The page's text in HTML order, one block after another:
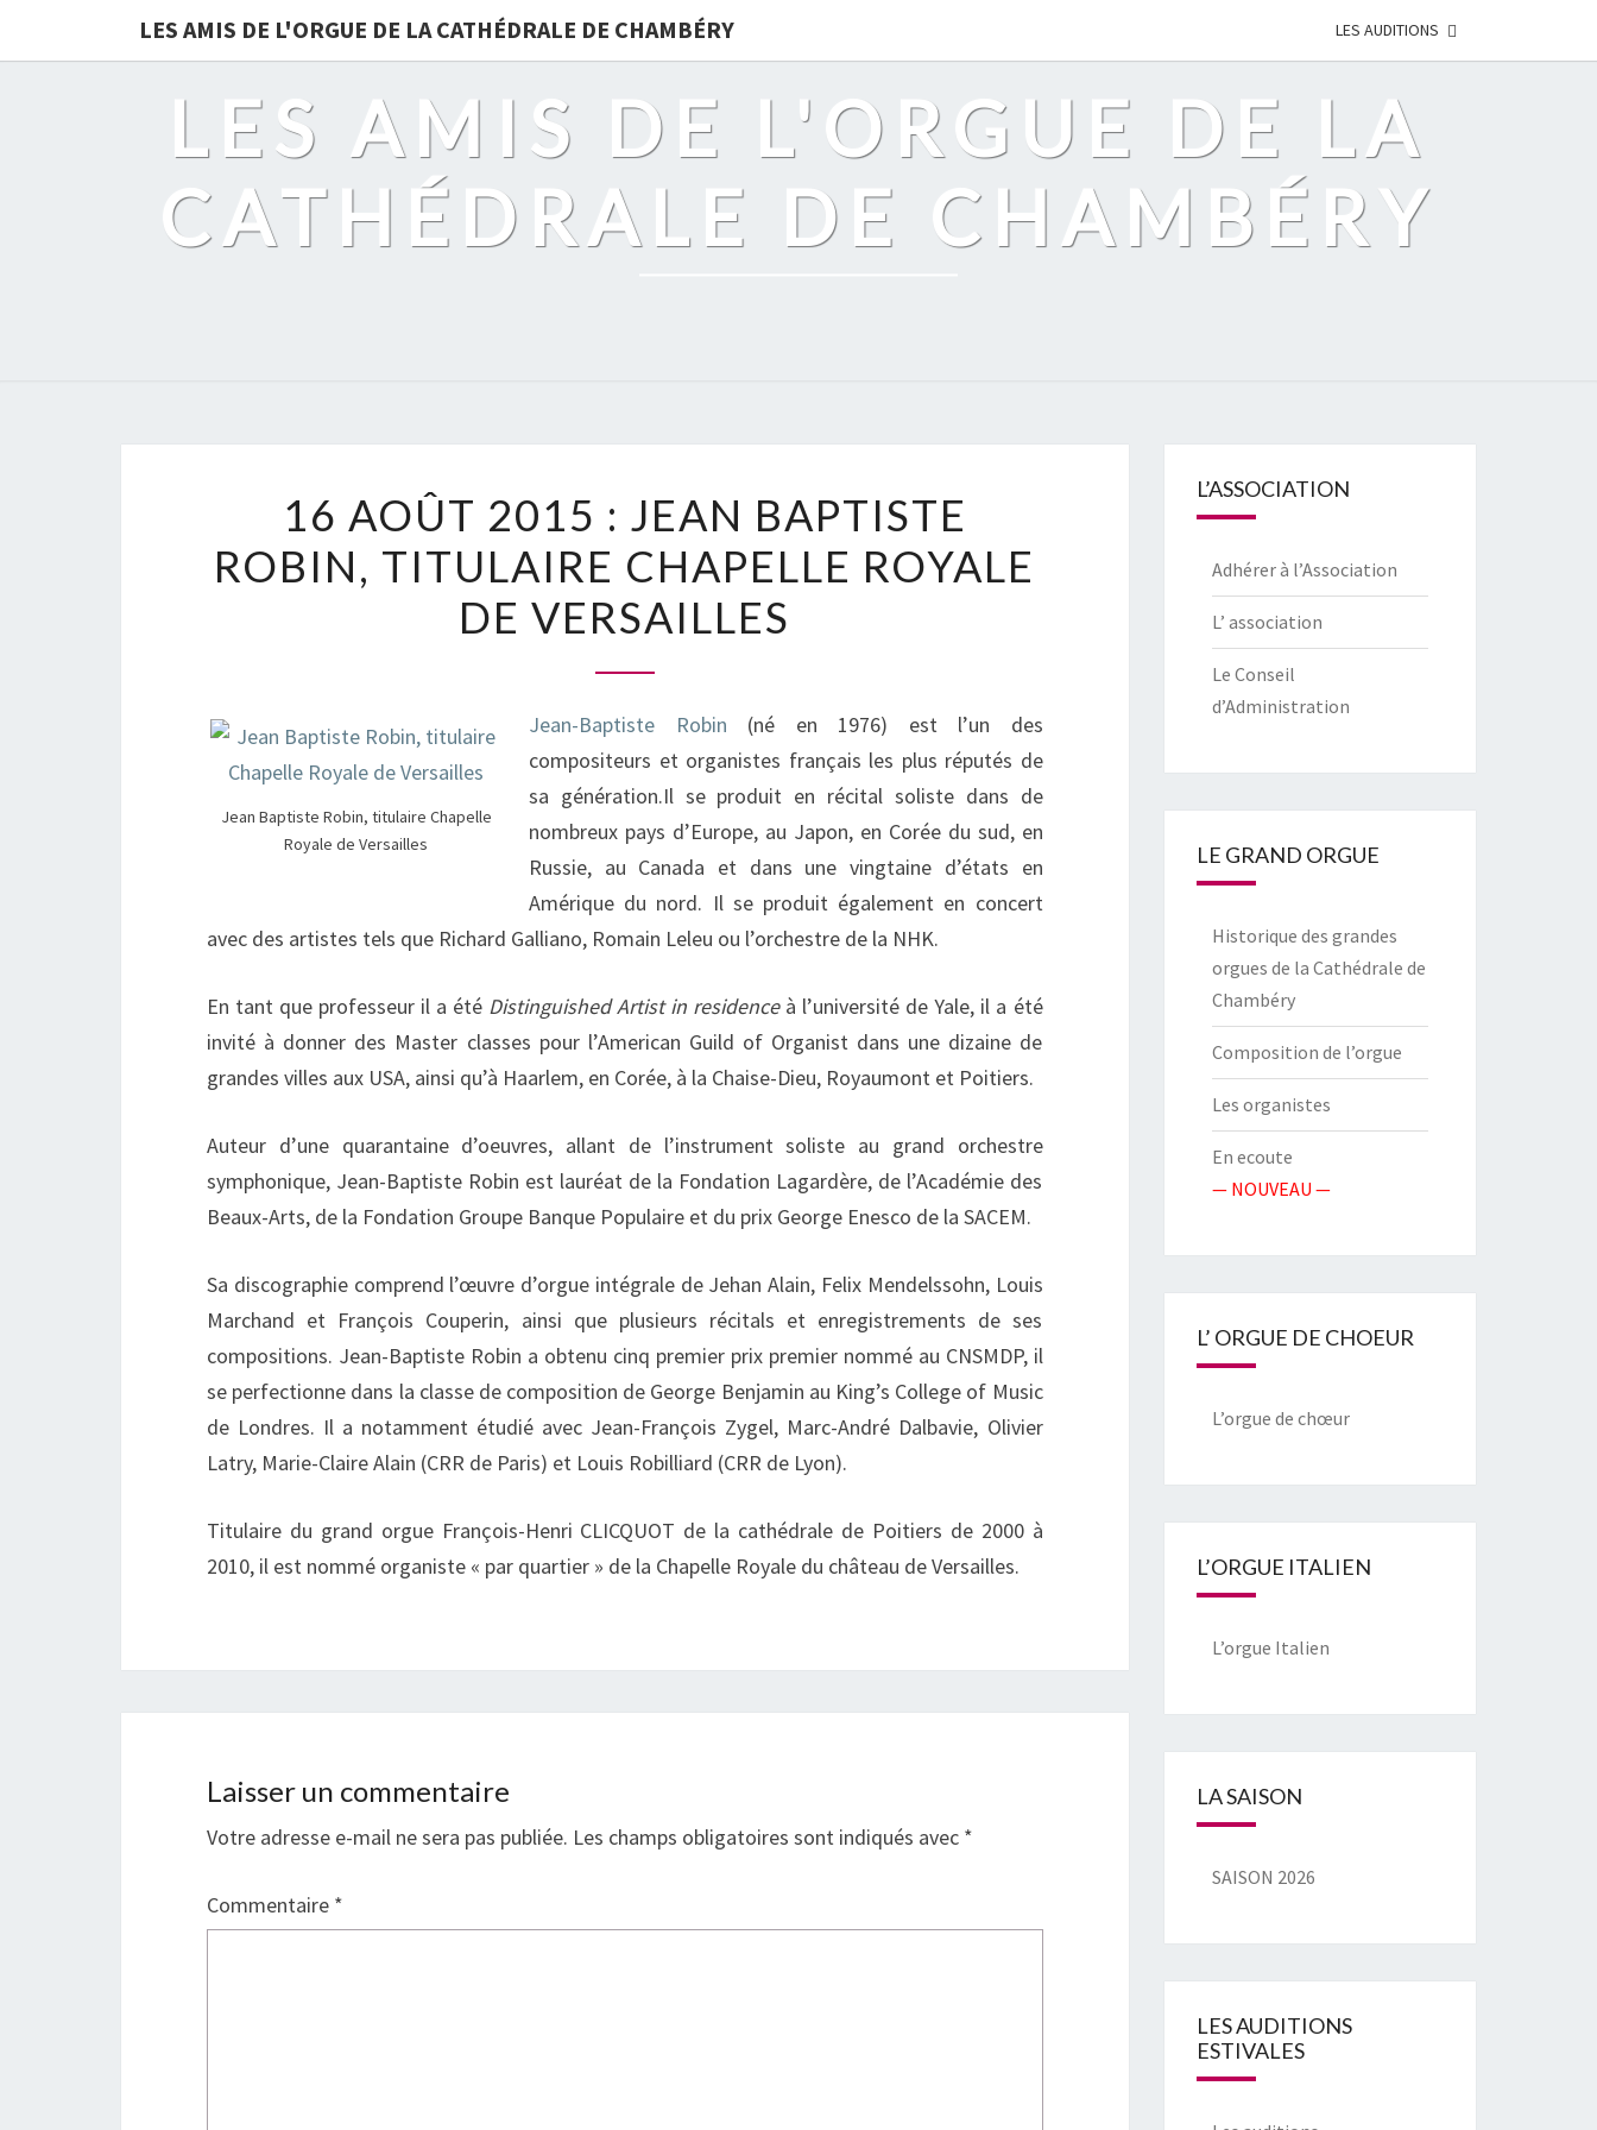
LES AMIS DE L'ORGUE DE LA CATHÉDRALE DE CHAMBÉRY LES AUDITIONS
LES AMIS DE L'ORGUE DE LA
CATHÉDRALE DE CHAMBÉRY
AOÛT
2015
JEAN
TITULAIRE
CHAPELLE
ROYALE
DE
VERSAILLES
16 AOÛT 2015 : JEAN BAPTISTE
ROBIN, TITULAIRE CHAPELLE ROYALE
DE VERSAILLES
Jean Baptiste Robin, titulaire Chapelle
Royale de Versailles
Jean-Baptiste Robin (né en 1976) est l’un des
compositeurs et organistes français les plus réputés de
sa génération.Il se produit en récital soliste dans de
nombreux pays d’Europe, au Japon, en Corée du sud, en
Russie, au Canada et dans une vingtaine d’états en
Amérique du nord. Il se produit également en concert
avec des artistes tels que Richard Galliano, Romain Leleu ou l’orchestre de la NHK.
En tant que professeur il a été Distinguished Artist in residenceà l’université de Yale, il a été
invité à donner des Master classes pour l’American Guild of Organist dans une dizaine de
grandes villes aux USA, ainsi qu’à Haarlem, en Corée, à la Chaise-Dieu, Royaumont et Poitiers.
Auteur d’une quarantaine d’oeuvres, allant de l’instrument soliste au grand orchestre
symphonique, Jean-Baptiste Robin est lauréat de la Fondation Lagardère, de l’Académie des
Beaux-Arts, de la Fondation Groupe Banque Populaire et du prix George Enesco de la SACEM.
Sa discographie comprend l’œuvre d’orgue intégrale de Jehan Alain, Felix Mendelssohn, Louis
Marchand et François Couperin, ainsi que plusieurs récitals et enregistrements de ses
compositions. Jean-Baptiste Robin a obtenu cinq premier prix premier nommé au CNSMDP, il
se perfectionne dans la classe de composition de George Benjamin au King’s College of Music
de Londres. Il a notamment étudié avec Jean-François Zygel, Marc-André Dalbavie, Olivier
Latry, Marie-Claire Alain (CRR de Paris) et Louis Robilliard (CRR de Lyon).
Titulaire du grand orgue François-Henri CLICQUOT de la cathédrale de Poitiers de 2000 à
2010, il est nommé organiste « par quartier » de la Chapelle Royale du château de Versailles.
Laisser un commentaire
Votre adresse e-mail ne sera pas publiée. Les champs obligatoires sont indiqués avec *
Commentaire *
L’ASSOCIATION
Adhérer à l’Association
L’ association
Le Conseil
d’Administration
LE GRAND ORGUE
Historique des grandes
orgues de la Cathédrale de
Chambéry
Composition de l’orgue
Les organistes
En ecoute
— NOUVEAU —
L’ ORGUE DE CHOEUR
L’orgue de chœur
L’ORGUE ITALIEN
L’orgue Italien
LA SAISON
SAISON 2026
LES AUDITIONS
ESTIVALES